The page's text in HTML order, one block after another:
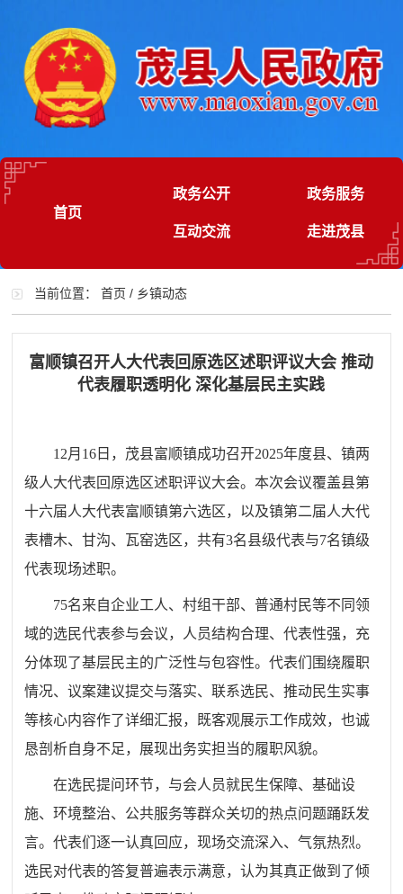
首页
政务公开 政务服务
互动交流 走进茂县
当前位置：首页 / 乡镇动态
富顺镇召开人大代表回原选区述职评议大会 推动
代表履职透明化 深化基层民主实践
12月 16 日，茂县富顺镇成功召开2025年度县、镇两
级人大代表回原选区述职评议大会。本次会议覆盖县第
十六届人大代表富顺镇第六选区，以及镇第二届人大代
表槽木、甘沟、瓦窑选区，共有3名县级代表与7名镇级
代表现场述职。
75名来自企业工人、村组干部、普通村民等不同领
域的选民代表参与会议，人员结构合理、代表性强，充
分体现了基层民主的广泛性与包容性。代表们围绕履职
情况、议案建议提交与落实、联系选民、推动民生实事
等核心内容作了详细汇报，既客观展示工作成效，也诚
恳剖析自身不足，展现出务实担当的履职风貌。
在选民提问环节，与会人员就民生保障、基础设
施、环境整治、公共服务等群众关切的热点问题踊跃发
言。代表们逐一认真回应，现场交流深入、气氛热烈。
选民对代表的答复普遍表示满意，认为其真正做到了倾